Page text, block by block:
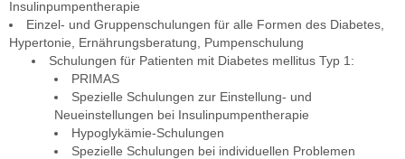
Insulinpumpentherapie
Einzel- und Gruppenschulungen für alle Formen des Diabetes,
Hypertonie, Ernährungsberatung, Pumpenschulung
Schulungen für Patienten mit Diabetes mellitus Typ 1:
PRIMAS
Spezielle Schulungen zur Einstellung- und
Neueinstellungen bei Insulinpumpentherapie
Hypoglykämie-Schulungen
Spezielle Schulungen bei individuellen Problemen